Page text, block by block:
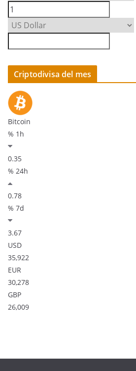
Criptodivisa del mes
Bitcoin
% 1h
0.35
% 24h
0.78
% 7d
3.67
USD
35,922
EUR
30,278
GBP
26,009